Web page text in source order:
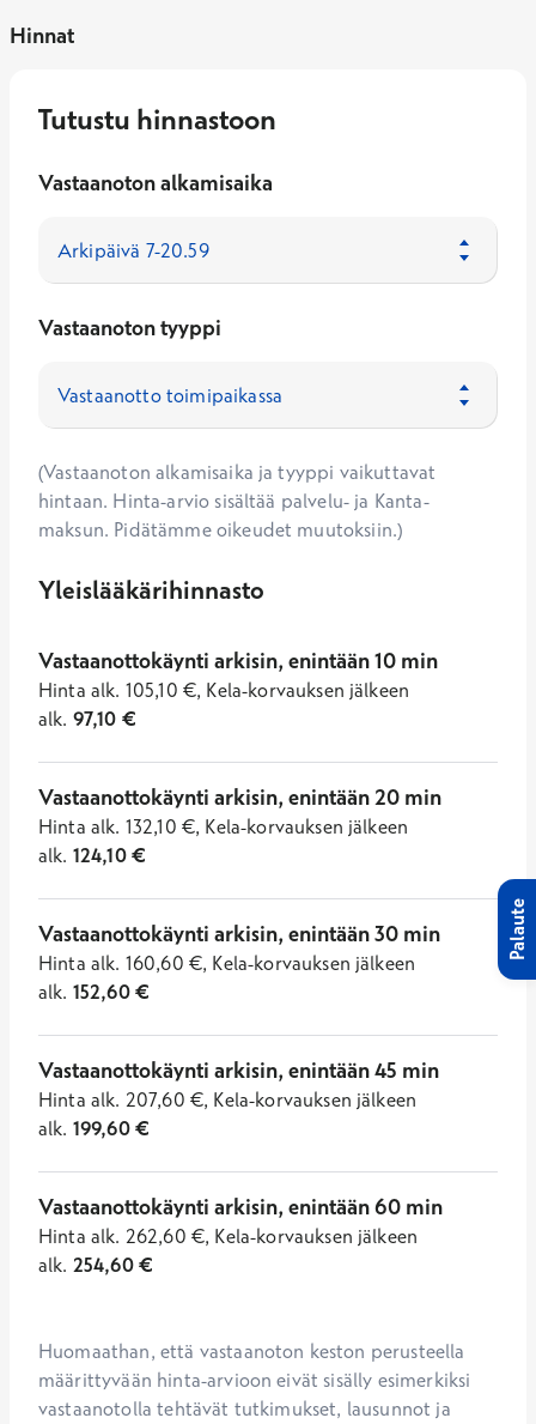
Hinnat
Tutustu hinnastoon
Vastaanoton alkamisaika
Vastaanoton tyyppi
(Vastaanoton alkamisaika ja tyyppi vaikuttavat
hintaan. Hinta-arvio sisältää palvelu- ja Kanta-
maksun. Pidätämme oikeudet muutoksiin.)
Yleislääkärihinnasto
Vastaanottokäynti arkisin, enintään 10 min
Hinta alk. 105,10 €, Kela-korvauksen jälkeen
alk. 97,10 €
Vastaanottokäynti arkisin, enintään 20 min
Hinta alk. 132,10 €, Kela-korvauksen jälkeen
alk. 124,10€
Vastaanottokäynti arkisin, enintään 30 min
Hinta alk. 160,60 €, Kela-korvauksen jälkeen
alk. 152,60€
Vastaanottokäynti arkisin, enintään 45 min
Hinta alk. 207,60 €, Kela-korvauksen jälkeen
alk. 199,60€
Vastaanottokäynti arkisin, enintään 60 min
Hinta alk. 262,60 €, Kela-korvauksen jälkeen
alk. 254,60€
Huomaathan, että vastaanoton keston perusteella
määrittyvään hinta-arvioon eivät sisälly esimerkiksi
vastaanotolla tehtävät tutkimukset, lausunnot ja
Palaute